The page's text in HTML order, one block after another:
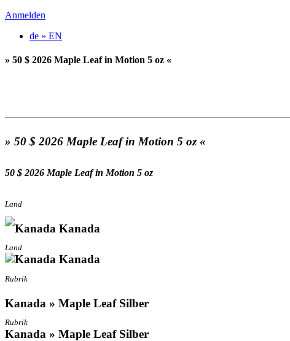
Anmelden
de » EN
» 50 $ 2026 Maple Leaf in Motion 5 oz «
» 50 $ 2026 Maple Leaf in Motion 5 oz «
50 $ 2026 Maple Leaf in Motion 5 oz
Land
Kanada
Land
Kanada
Rubrik
Kanada » Maple Leaf Silber
Rubrik
Kanada » Maple Leaf Silber